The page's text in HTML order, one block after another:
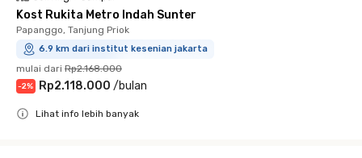
Kost Rukita Metro Indah Sunter
Papanggo, Tanjung Priok
6.9 km dari institut kesenian jakarta
mulai dari Rp2.168.000
-2% Rp2.118.000 /bulan
Lihat info lebih banyak